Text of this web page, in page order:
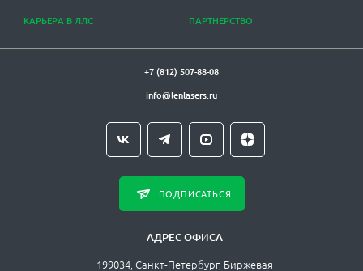
КАРЬЕРА В ЛЛС ПАРТНЕРСТВО
+7 (812) 507-88-08
info@lenlasers.ru
ПОДПИСАТЬСЯ
АДРЕС ОФИСА
199034, Санкт-Петербург, Биржевая